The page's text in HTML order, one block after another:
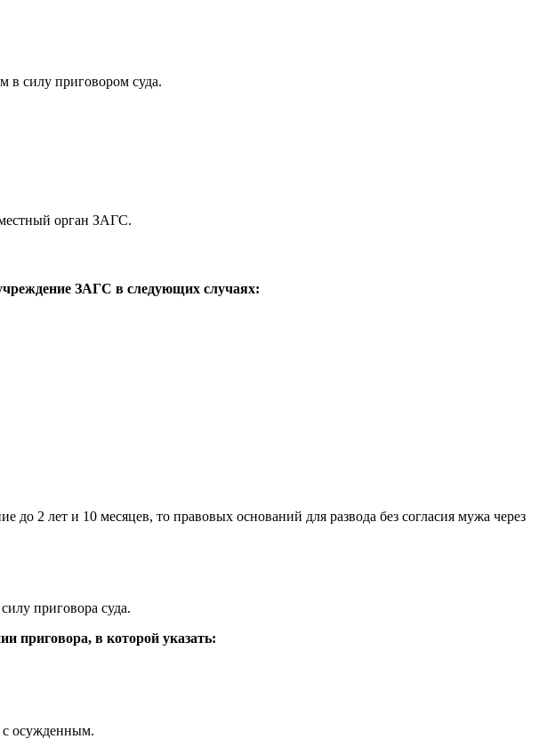
в силу приговором суда.
орган ЗАГС.
ЗАГС в следующих случаях:
2 лет и 10 месяцев, то правовых оснований для развода без согласия мужа через
приговора суда.
приговора, в которой указать:
с осужденным.